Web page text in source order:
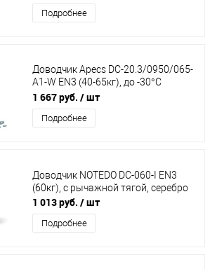
Подробнее
Доводчик Apecs DC-20.3/0950/065-
A1-W EN3 (40-65кг), до -30°С
00018918
1 667 руб. / шт
Подробнее
Доводчик NOTEDO DC-060-I EN3
(60кг), с рычажной тягой, серебро
1 013 руб. / шт
Подробнее